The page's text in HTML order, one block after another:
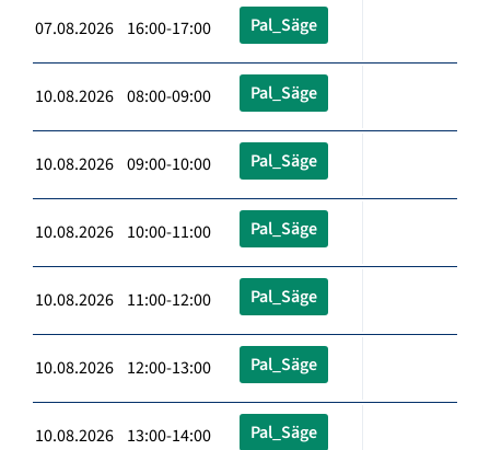
07.08.2026 16:00-17:00 Pal_Säge
10.08.2026 08:00-09:00 Pal_Säge
10.08.2026 09:00-10:00 Pal_Säge
10.08.2026 10:00-11:00 Pal_Säge
10.08.2026 11:00-12:00 Pal_Säge
10.08.2026 12:00-13:00 Pal_Säge
10.08.2026 13:00-14:00 Pal_Säge